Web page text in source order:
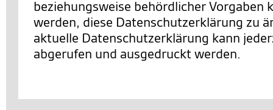
beziehungsweise behördlicher Vorgaben
werden, diese Datenschutzerklärung zu
aktuelle Datenschutzerklärung kann
abgerufen und ausgedruckt werden.